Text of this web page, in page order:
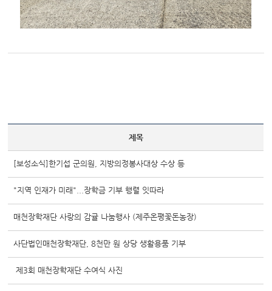
제목
[보성소식]한기섭 군의원, 지방의정봉사대상 수상 등
"지역 인재가 미래"...장학금 기부 행렬 잇따라
매천장학재단 사랑의 감귤 나눔행사 (제주온평꽃돈농장)
사단법인매천장학재단, 8천만 원 상당 생활용품 기부
제3회 매천장학재단 수여식 사진